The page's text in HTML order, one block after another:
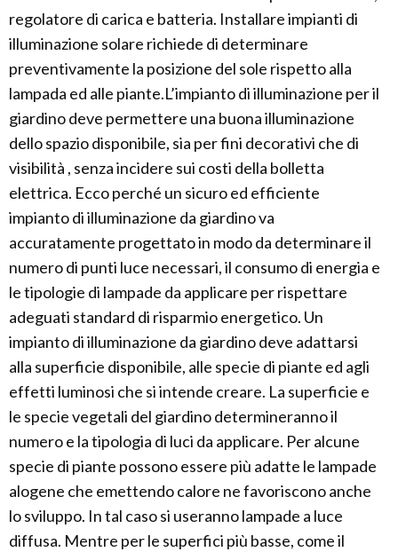
regolatore di carica e batteria. Installare impianti di
illuminazione solare richiede di determinare
preventivamente la posizione del sole rispetto alla
lampada ed alle piante.L’impianto di illuminazione per il
giardino deve permettere una buona illuminazione
dello spazio disponibile, sia per fini decorativi che di
visibilità , senza incidere sui costi della bolletta
elettrica. Ecco perché un sicuro ed efficiente
impianto di illuminazione da giardino va
accuratamente progettato in modo da determinare il
numero di punti luce necessari, il consumo di energia e
le tipologie di lampade da applicare per rispettare
adeguati standard di risparmio energetico. Un
impianto di illuminazione da giardino deve adattarsi
alla superficie disponibile, alle specie di piante ed agli
effetti luminosi che si intende creare. La superficie e
le specie vegetali del giardino determineranno il
numero e la tipologia di luci da applicare. Per alcune
specie di piante possono essere più adatte le lampade
alogene che emettendo calore ne favoriscono anche
lo sviluppo. In tal caso si useranno lampade a luce
diffusa. Mentre per le superfici più basse, come il